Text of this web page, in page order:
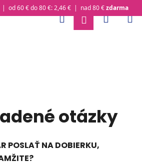
| od 60 € do 80 €: 2,46 € | nad 80 €zdarma
HľadaťPrihlásenie
otázky
POSLAŤ NA DOBIERKU,